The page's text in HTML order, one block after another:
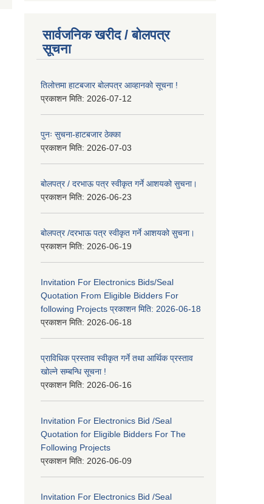
सार्वजनिक खरीद / बोलपत्र
सूचना
तिलोत्तमा हाटबजार बोलपत्र आव्हानको सूचना !
प्रकाशन मिति: 2026-07-12
पुनः सुचना-हाटबजार ठेक्का
प्रकाशन मिति: 2026-07-03
बोलपत्र / दरभाऊ पत्र स्वीकृत गर्ने आशयको सुचना।
प्रकाशन मिति: 2026-06-23
बोलपत्र /दरभाऊ पत्र स्वीकृत गर्ने आशयको सुचना।
प्रकाशन मिति: 2026-06-19
Invitation For Electronics Bids/Seal
Quotation From Eligible Bidders For
following Projects प्रकाशन मिति: 2026-06-18
प्रकाशन मिति: 2026-06-18
प्राविधिक प्रस्ताव स्वीकृत गर्ने तथा आर्थिक प्रस्ताव
खोल्ने सम्बन्धि सूचना !
प्रकाशन मिति: 2026-06-16
Invitation For Electronics Bid /Seal
Quotation for Eligible Bidders For The
Following Projects
प्रकाशन मिति: 2026-06-09
Invitation For Electronics Bid /Seal